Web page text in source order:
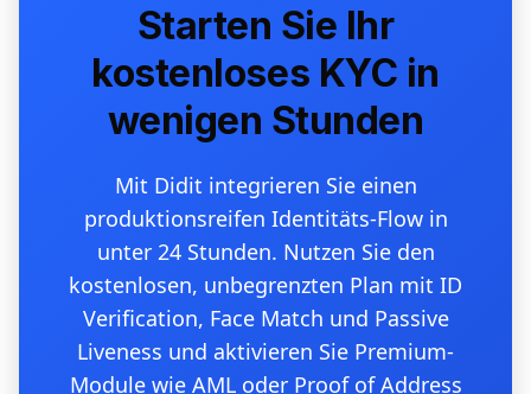
Starten Sie Ihr
kostenloses KYC in
wenigen Stunden
Mit Didit integrieren Sie einen
produktionsreifen Identitäts-Flow in
unter 24 Stunden. Nutzen Sie den
kostenlosen, unbegrenzten Plan mit ID
Verification, Face Match und Passive
Liveness und aktivieren Sie Premium-
Module wie AML oder Proof of Address